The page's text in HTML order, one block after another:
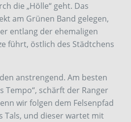
die „Hölle“ geht. Das
am Grünen Band gelegen,
entlang der ehemaligen
führt, östlich des Städtchens
anstrengend. Am besten
Tempo“, schärft der Ranger
wir folgen dem Felsenpfad
Tals, und dieser wartet mit